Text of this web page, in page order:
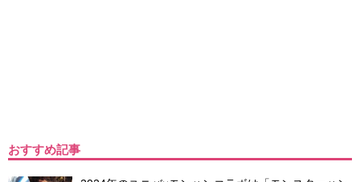
おすすめ記事